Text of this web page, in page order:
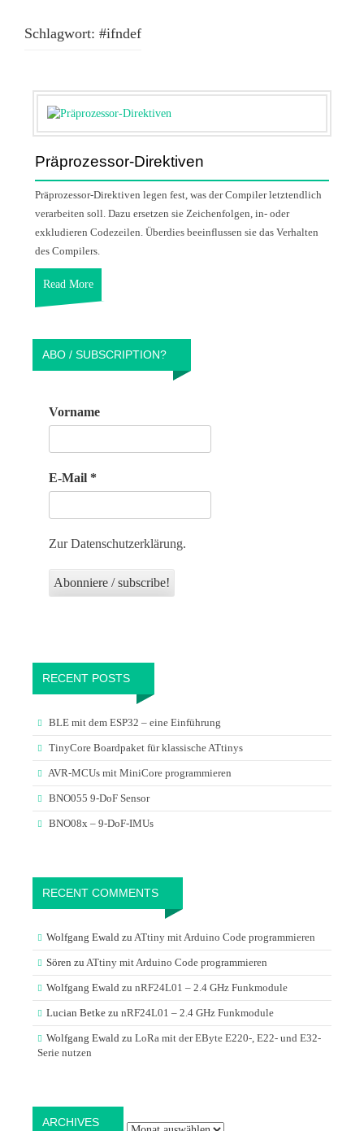
Schlagwort: #ifndef
Präprozessor-Direktiven
Präprozessor-Direktiven legen fest, was der Compiler letztendlich
verarbeiten soll. Dazu ersetzen sie Zeichenfolgen, in- oder
exkludieren Codezeilen. Überdies beeinflussen sie das Verhalten
des Compilers.
Read More
ABO / SUBSCRIPTION?
Vorname
E-Mail *
Zur Datenschutzerklärung.
RECENT POSTS
BLE mit dem ESP32 – eine Einführung
TinyCore Boardpaket für klassische ATtinys
AVR-MCUs mit MiniCore programmieren
BNO055 9-DoF Sensor
BNO08x – 9-DoF-IMUs
RECENT COMMENTS
Wolfgang Ewald zu ATtiny mit Arduino Code programmieren
Sören zu ATtiny mit Arduino Code programmieren
Wolfgang Ewald zu nRF24L01 – 2.4 GHz Funkmodule
Lucian Betke zu nRF24L01 – 2.4 GHz Funkmodule
Wolfgang Ewald zu LoRa mit der EByte E220-, E22- und E32-
Serie nutzen
ARCHIVES